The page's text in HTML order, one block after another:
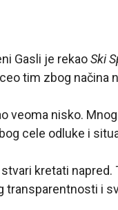
Gasli je rekaoSki
tim zbog načina
veoma nisko.
cele odluke i
kretati
transparentnosti i